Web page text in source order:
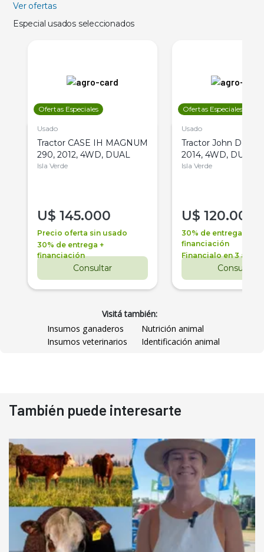
Ver ofertas
Especial usados seleccionados
Ofertas Especiales
Usado
Tractor CASE IH MAGNUM
290, 2012, 4WD, DUAL
Isla Verde
U$ 145.000
Precio oferta sin usado
30% de entrega +
financiación
Consultar
Ofertas Especiales
Usado
Tractor John Deere
2014, 4WD, DUAL
Isla Verde
U$ 120.000
30% de entrega +
financiación
Financialo en 3 años
Consultar
Visitá también:
Insumos ganaderos
Nutrición animal
Insumos veterinarios
Identificación animal
También puede interesarte